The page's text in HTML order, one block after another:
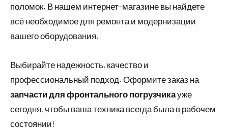
поломок. В нашем интернет-магазине вы найдете
всё необходимое для ремонта и модернизации
вашего оборудования.
Выбирайте надежность, качество и
профессиональный подход. Оформите заказ на
запчасти для фронтального погрузчикауже
сегодня, чтобы ваша техника всегда была в рабочем
состоянии!